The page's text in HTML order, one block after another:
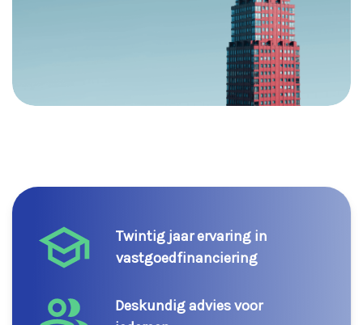
Twintig jaar ervaring in
vastgoedfinanciering
Deskundig advies voor